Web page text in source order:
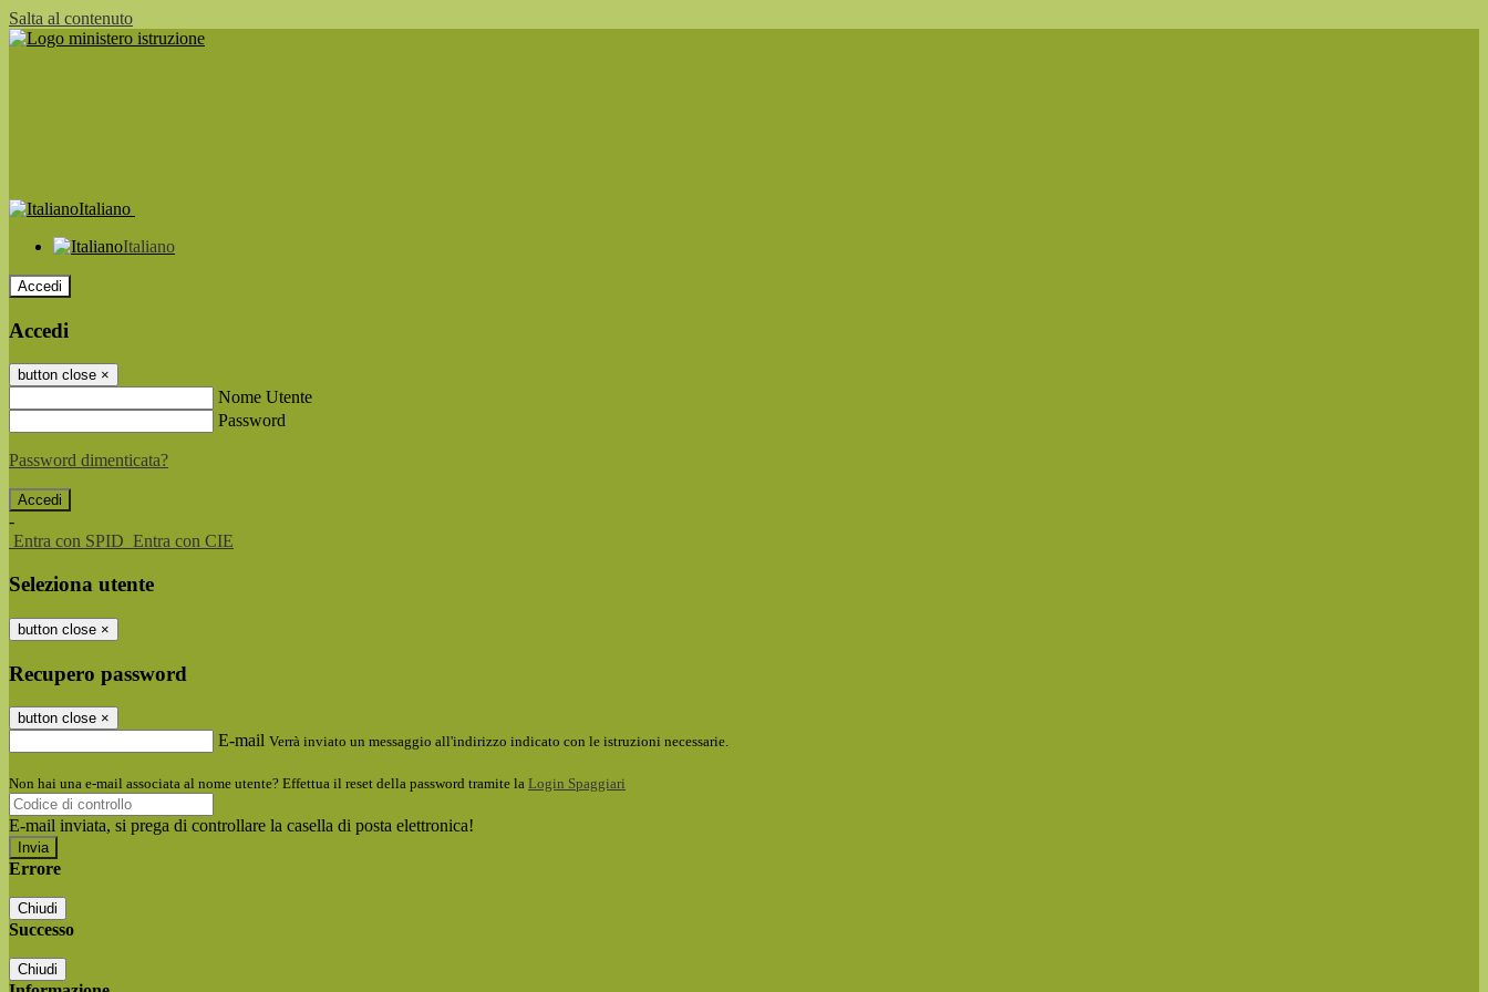
Salta al contenuto
Italiano
Italiano
Accedi
Accedi
button close ×
Nome Utente
Password
Password dimenticata?
-
Entra con SPID Entra con CIE
Seleziona utente
button close ×
Recupero password
button close ×
E-mail Verrà inviato un messaggio all'indirizzo indicato con le istruzioni necessarie.
Non hai una e-mail associata al nome utente? Effettua il reset della password tramite la Login Spaggiari
E-mail inviata, si prega di controllare la casella di posta elettronica!
Errore
Chiudi
Successo
Chiudi